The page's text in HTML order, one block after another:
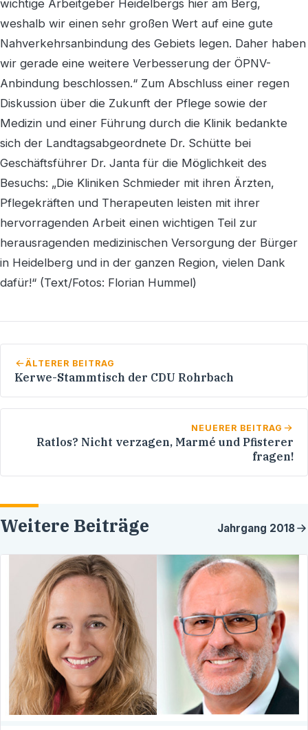
wichtige Arbeitgeber Heidelbergs hier am Berg,
weshalb wir einen sehr großen Wert auf eine gute
Nahverkehrsanbindung des Gebiets legen. Daher haben
wir gerade eine weitere Verbesserung der ÖPNV-
Anbindung beschlossen.“ Zum Abschluss einer regen
Diskussion über die Zukunft der Pflege sowie der
Medizin und einer Führung durch die Klinik bedankte
sich der Landtagsabgeordnete Dr. Schütte bei
Geschäftsführer Dr. Janta für die Möglichkeit des
Besuchs: „Die Kliniken Schmieder mit ihren Ärzten,
Pflegekräften und Therapeuten leisten mit ihrer
hervorragenden Arbeit einen wichtigen Teil zur
herausragenden medizinischen Versorgung der Bürger
in Heidelberg und in der ganzen Region, vielen Dank
dafür!“ (Text/Fotos: Florian Hummel)
ÄLTERER BEITRAG
Kerwe-Stammtisch der CDU Rohrbach
NEUERER BEITRAG
Ratlos? Nicht verzagen, Marmé und Pfisterer
fragen!
Weitere Beiträge Jahrgang 2018